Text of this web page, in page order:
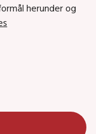
RSS feed
42 37 00 •
• CVR-nr.:
herunder og